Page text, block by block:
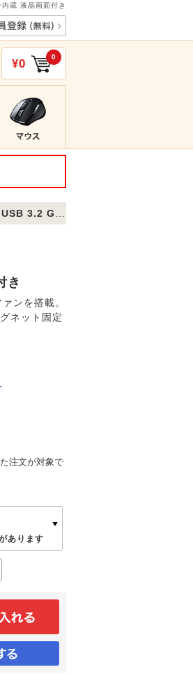
蔵 液晶画面付き
¥0 0
蔵 液晶画面付き
き
ンを搭載。
ネット固定
注文が対象で
あります